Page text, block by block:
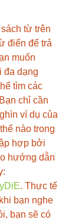
từ trên
điển để trả
muốn
đa dạng
tìm các
chỉ cần
ví dụ của
nào trong
hợp bởi
hướng dẫn
. Thực tế
bạn nghe
bạn sẽ có